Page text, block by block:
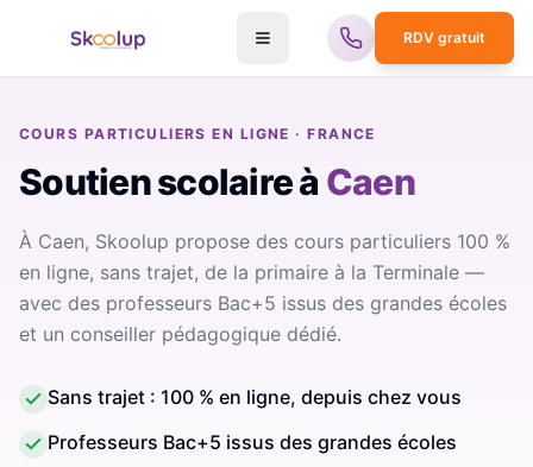
RDV gratuit
COURS PARTICULIERS EN LIGNE · FRANCE
Soutien scolaireà Caen
À Caen, Skoolup propose des cours particuliers 100 %
en ligne, sans trajet, de la primaire à la Terminale —
avec des professeurs Bac+5 issus des grandes écoles
et un conseiller pédagogique dédié.
Sans trajet : 100 % en ligne, depuis chez vous
Professeurs Bac+5 issus des grandes écoles